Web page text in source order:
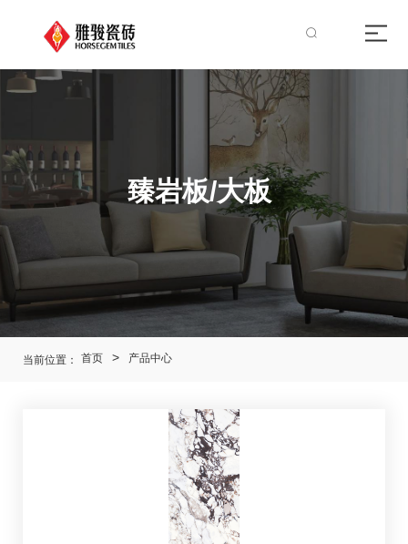
臻岩板/大板
当前位置： 首页 产品中心